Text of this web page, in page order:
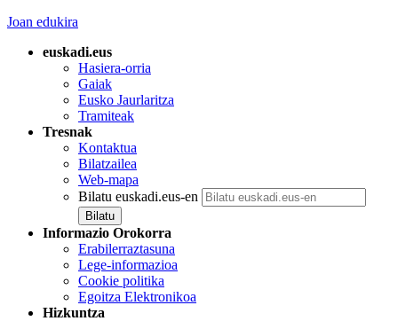
Joan edukira
euskadi.eus
Hasiera-orria
Gaiak
Eusko Jaurlaritza
Tramiteak
Tresnak
Kontaktua
Bilatzailea
Web-mapa
Bilatu euskadi.eus-en
Informazio Orokorra
Erabilerraztasuna
Lege-informazioa
Cookie politika
Egoitza Elektronikoa
Hizkuntza